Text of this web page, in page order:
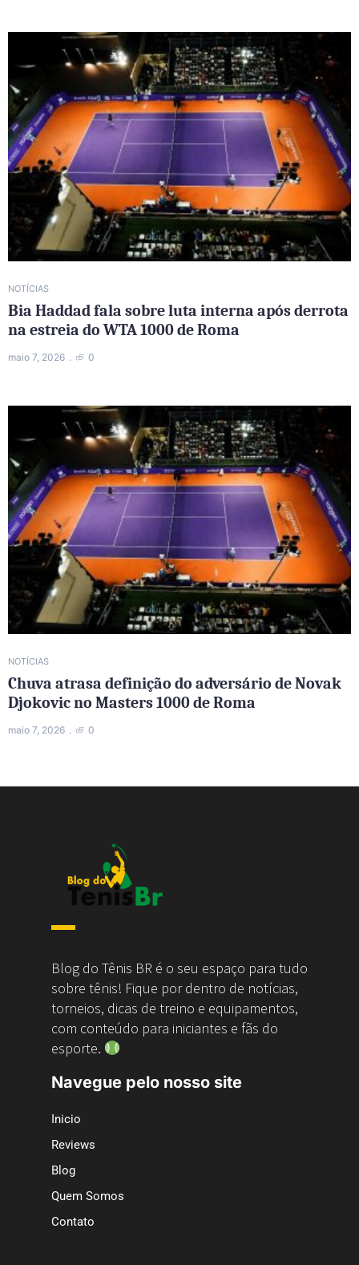
NOTÍCIAS
Bia Haddad fala sobre luta interna após derrota
na estreia do WTA 1000 de Roma
maio 7, 2026 0
NOTÍCIAS
Chuva atrasa definição do adversário de Novak
Djokovic no Masters 1000 de Roma
maio 7, 2026 0
Blog do Tênis BR é o seu espaço para tudo
sobre tênis! Fique por dentro de notícias,
torneios, dicas de treino e equipamentos,
com conteúdo para iniciantes e fãs do
esporte.
Navegue pelo nosso site
Inicio
Reviews
Blog
Quem Somos
Contato